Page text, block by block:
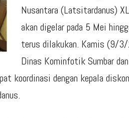
Nusantara (Latsitardanus)
akan digelar pada 5 Mei
terus dilakukan. Kamis (9/
Dinas Kominfotik Sumbar
koordinasi dengan kepala